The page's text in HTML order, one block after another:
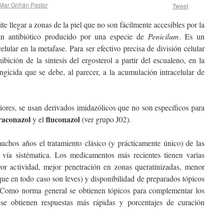
Tweet
Griñán Pastor
llegar a zonas de la piel que no son fácilmente accesibles por la
antibiótico producido por una especie de Penicilum. Es un
en la metafase. Para ser efectivo precisa de división celular
de la síntesis del ergosterol a partir del escualeno, en la
que se debe, al parecer, a la acumulación intracelular de
se usan derivados imidazólicos que no son específicos para
y elfluconazol(ver grupo J02).
años el tratamiento clásico (y prácticamente único) de las
sistématica. Los medicamentos más recientes tienen varias
actividad, mejor penetración en zonas queratinizadas, menor
en todo caso son leves) y disponibilidad de preparados tópicos
norma general se obtienen tópicos para complementar los
obtienen respuestas más rápidas y porcentajes de curación